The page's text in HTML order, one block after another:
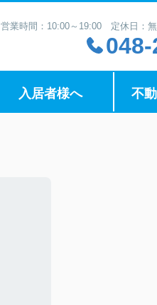
営業時間：10:00～19:00 定休日：無
入居者様へ 不